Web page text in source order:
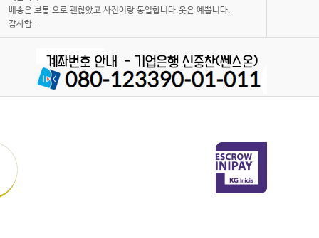
배송은 보통 으로 괜찮았고 사진이랑 동일합니다.옷은 예쁩니다.
감사합...
렉토 Recto Black Chunky
핏감 너무좋구요 사진에서 본...
핏감 너무좋구요 사진에서 본거랑 똑같아요 받자마자